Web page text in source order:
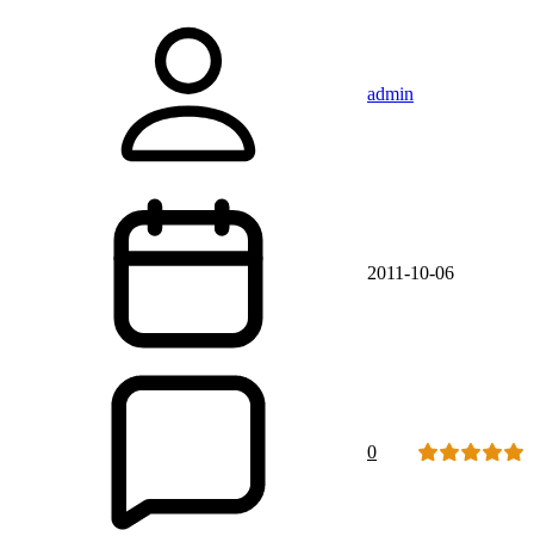
admin
2011-10-06
0